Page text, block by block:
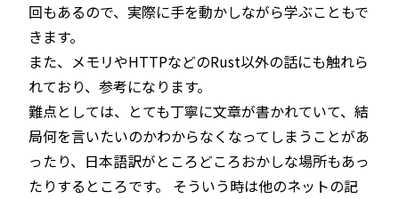
回もあるので、実際に手を動かしながら学ぶこともで
きます。
また、メモリやHTTPなどのRust以外の話にも触れら
れており、参考になります。
難点としては、とても丁寧に文章が書かれていて、結
局何を言いたいのかわからなくなってしまうことがあ
ったり、日本語訳がところどころおかしな場所もあっ
たりするところです。 そういう時は他のネットの記